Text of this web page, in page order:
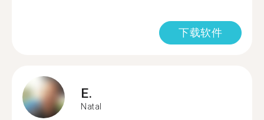
下载软件
E.
Natal